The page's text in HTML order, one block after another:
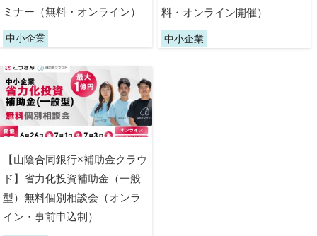
ミナー（無料・オンライン）
中小企業
料・オンライン開催）
中小企業
【山陰合同銀行×補助金クラウ
ド】省力化投資補助金（一般
型）無料個別相談会（オンラ
イン・事前申込制）